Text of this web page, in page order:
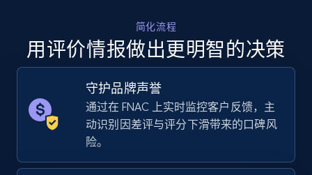
Walmart - products - Collects products by
specific keywords
URL, Final price, Sku, Currency, Gtin,
Specifications, Image urls, Top reviews, and
more.
5.6K+ 876+ 立即开始
简化流程
用评价情报做出更明智的决策
守护品牌声誉
通过在 FNAC 上实时监控客户反馈，主
动识别因差评与评分下滑带来的口碑风
险。